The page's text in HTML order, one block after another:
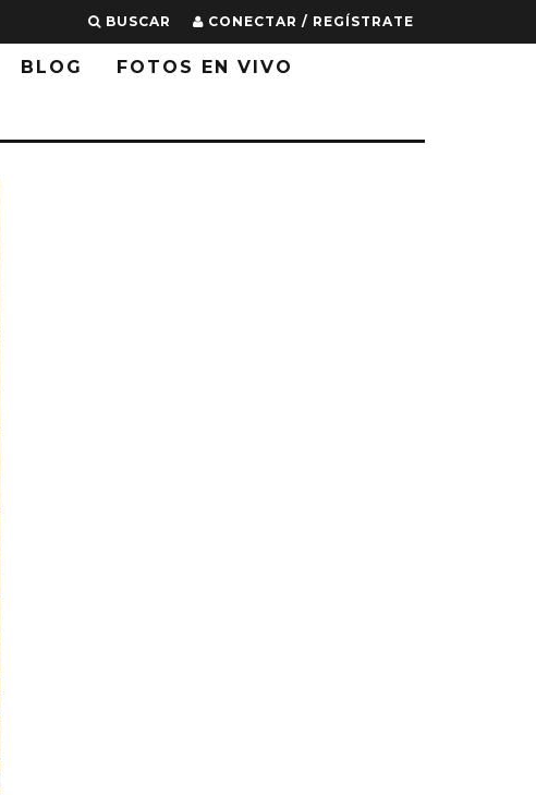
BUSCAR CONECTAR / REGÍSTRATE
BLOG FOTOS EN VIVO